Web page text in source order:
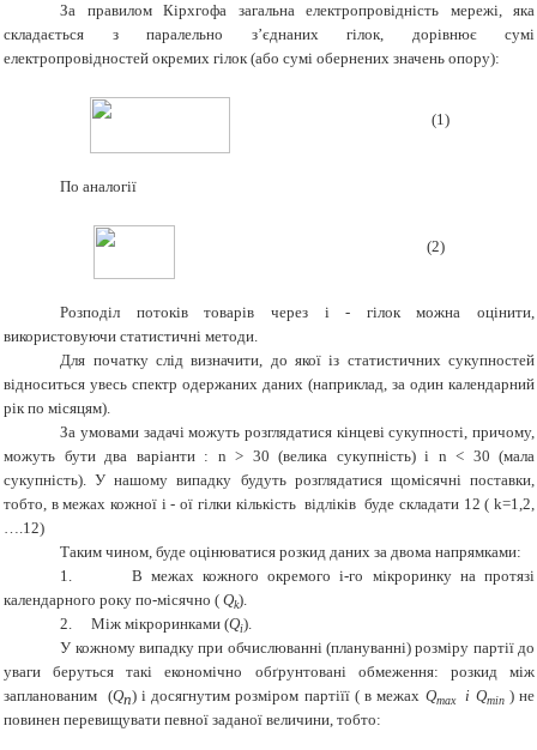
За правилом Кірхгофа загальна електропровідність мережі, яка
складається з паралельно з’єднаних гілок, дорівнює сумі
електропровідностей окремих гілок (або сумі обернених значень опору):
(1 )
По аналогії
(2)
Розподіл потоків товарів через і - гілок можна оцінити,
використовуючи статистичні методи.
Для початку слід визначити, до якої із статистичних сукупностей
відноситься увесь спектр одержаних даних (наприклад, за один календарний
рік по місяцям).
За умовами задачі можуть розглядатися кінцеві сукупності, причому,
можуть бути два варіанти : n > 30 (велика сукупність) і n < 30 (мала
сукупність). У нашому випадку будуть розглядатися щомісячні поставки,
тобто, в межах кожної і - ої гілки кількість відліків буде складати 12 ( k=1,2,
….12)
Таким чином, буде оцінюватися розкид даних за двома напрямками:
1.
В межах кожного окремого і-го мікроринку на протязі
календарного року по-місячно ( Qk).
2.
Між мікроринками (Qi).
У кожному випадку при обчислюванні (плануванні) розміру партії до
уваги беруться такі економічно обґрунтовані обмеження: розкид між
запланованим (Qп) і досягнутим розміром партіїї ( в межах Qmax i Qmin) не
повинен перевищувати певної заданої величини, тобто: